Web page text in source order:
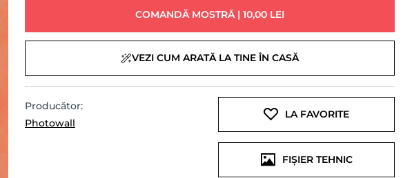
COMANDĂ MOSTRĂ | 10,00 LEI
VEZI CUM ARATĂ LA TINE ÎN CASĂ
Producător:
Photowall
LA FAVORITE
FIȘIER TEHNIC